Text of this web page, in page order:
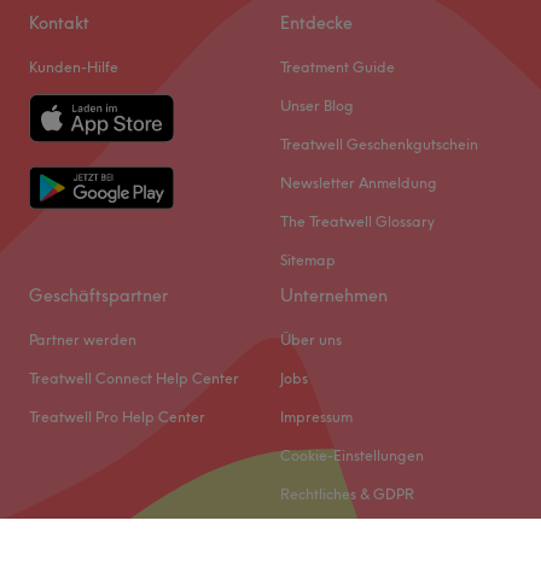
Kontakt
Kunden-Hilfe
Entdecke
Treatment Guide
Unser Blog
Treatwell Geschenkgutschein
Newsletter Anmeldung
The Treatwell Glossary
Sitemap
Geschäftspartner
Partner werden
Treatwell Connect Help Center
Treatwell Pro Help Center
Unternehmen
Über uns
Jobs
Impressum
Cookie-Einstellungen
Rechtliches & GDPR